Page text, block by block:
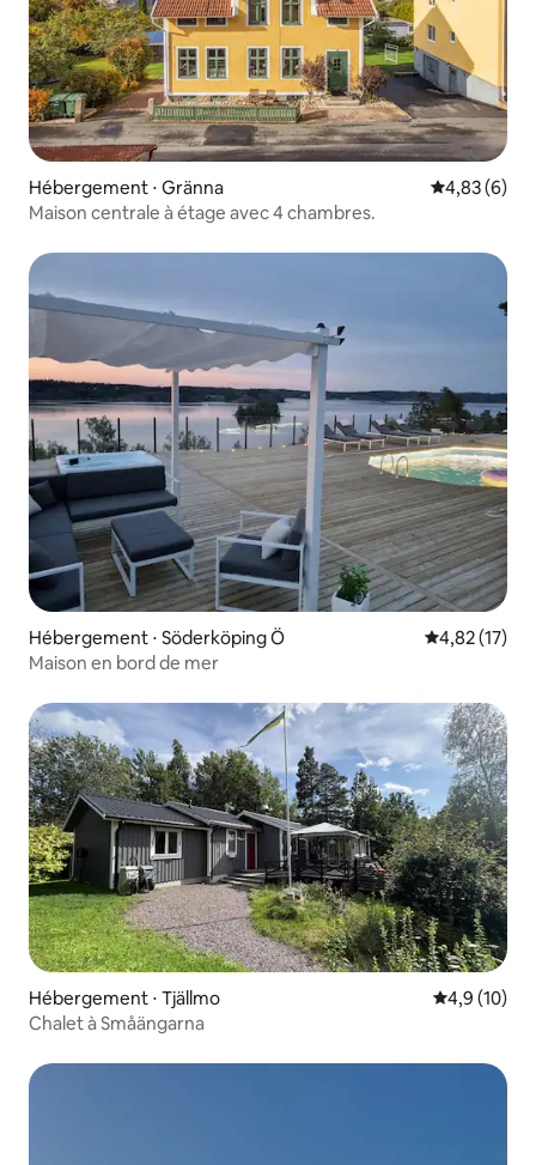
Hébergement ⋅ Gränna Évaluation
4,83 (6)
Maison centrale à étage avec 4 chambres.
Hébergement ⋅ Söderköping Ö Évaluation
4,82 (17)
Maison en bord de mer
Hébergement ⋅ Tjällmo Évaluation
4,9 (10)
Chalet à Småängarna